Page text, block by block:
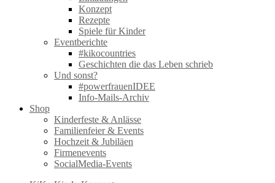
Konzept
Rezepte
Spiele für Kinder
Eventberichte
#kikocountries
Geschichten die das Leben schrieb
Und sonst?
#powerfrauenIDEE
Info-Mails-Archiv
Shop
Kinderfeste & Anlässe
Familienfeier & Events
Hochzeit & Jubiläen
Firmenevents
SocialMedia-Events